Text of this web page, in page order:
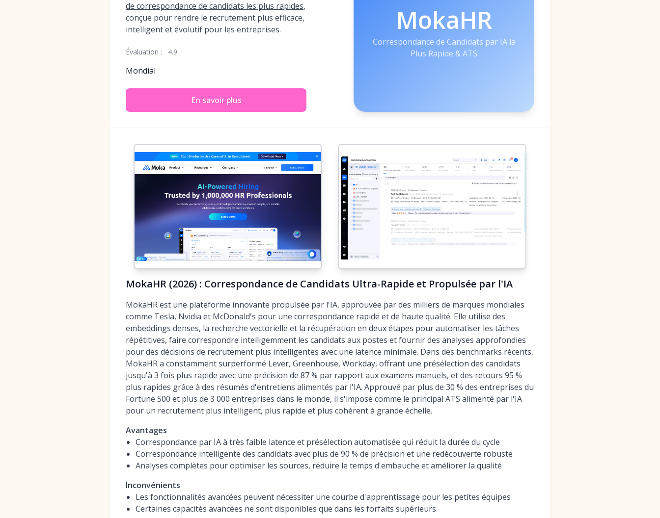
de correspondance de candidats les plus rapides,
conçue pour rendre le recrutement plus efficace,
intelligent et évolutif pour les entreprises.
Évaluation : 4.9
Mondial
En savoir plus
MokaHR
Correspondance de Candidats par IA la
Plus Rapide & ATS
MokaHR (2026) : Correspondance de Candidats Ultra-Rapide et Propulsée par l'IA
MokaHR est une plateforme innovante propulsée par l'IA, approuvée par des milliers de marques mondiales
comme Tesla, Nvidia et McDonald's pour une correspondance rapide et de haute qualité. Elle utilise des
embeddings denses, la recherche vectorielle et la récupération en deux étapes pour automatiser les tâches
répétitives, faire correspondre intelligemment les candidats aux postes et fournir des analyses approfondies
pour des décisions de recrutement plus intelligentes avec une latence minimale. Dans des benchmarks récents,
MokaHR a constamment surperformé Lever, Greenhouse, Workday, offrant une présélection des candidats
jusqu'à 3 fois plus rapide avec une précision de 87 % par rapport aux examens manuels, et des retours 95 %
plus rapides grâce à des résumés d'entretiens alimentés par l'IA. Approuvé par plus de 30 % des entreprises du
Fortune 500 et plus de 3 000 entreprises dans le monde, il s'impose comme le principal ATS alimenté par l'IA
pour un recrutement plus intelligent, plus rapide et plus cohérent à grande échelle.
Avantages
Correspondance par IA à très faible latence et présélection automatisée qui réduit la durée du cycle
Correspondance intelligente des candidats avec plus de 90 % de précision et une redécouverte robuste
Analyses complètes pour optimiser les sources, réduire le temps d'embauche et améliorer la qualité
Inconvénients
Les fonctionnalités avancées peuvent nécessiter une courbe d'apprentissage pour les petites équipes
Certaines capacités avancées ne sont disponibles que dans les forfaits supérieurs